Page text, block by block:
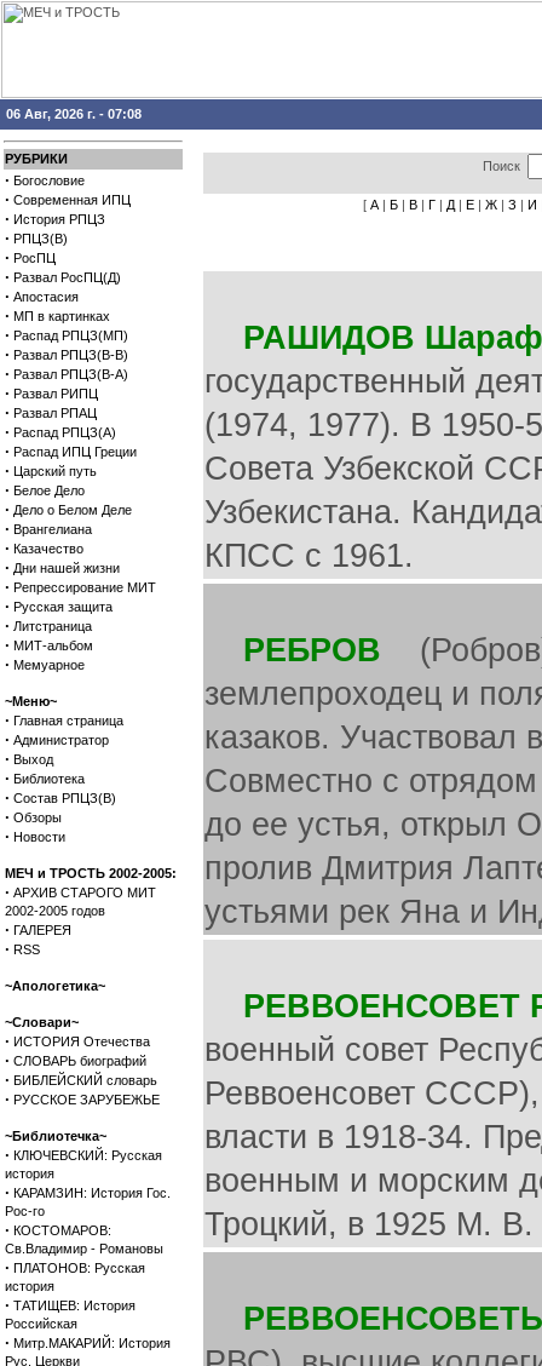
06 Авг, 2026 г. - 07:08
РУБРИКИ
· Богословие
· Современная ИПЦ
· История РПЦЗ
· РПЦЗ(В)
· РосПЦ
· Развал РосПЦ(Д)
· Апостасия
· МП в картинках
· Распад РПЦЗ(МП)
· Развал РПЦЗ(В-В)
· Развал РПЦЗ(В-А)
· Развал РИПЦ
· Развал РПАЦ
· Распад РПЦЗ(А)
· Распад ИПЦ Греции
· Царский путь
· Белое Дело
· Дело о Белом Деле
· Врангелиана
· Казачество
· Дни нашей жизни
· Репрессирование МИТ
· Русская защита
· Литстраница
· МИТ-альбом
· Мемуарное
~Меню~
· Главная страница
· Администратор
· Выход
· Библиотека
· Состав РПЦЗ(В)
· Обзоры
· Новости
МЕЧ и ТРОСТЬ 2002-2005:
· АРХИВ СТАРОГО МИТ
2002-2005 годов
· ГАЛЕРЕЯ
· RSS
~Апологетика~
~Словари~
· ИСТОРИЯ Отечества
· СЛОВАРЬ биографий
· БИБЛЕЙСКИЙ словарь
· РУССКОЕ ЗАРУБЕЖЬЕ
~Библиотечка~
· КЛЮЧЕВСКИЙ: Русская
история
· КАРАМЗИН: История Гос.
Рос-го
· КОСТОМАРОВ:
Св.Владимир - Романовы
· ПЛАТОНОВ: Русская
история
· ТАТИЩЕВ: История
Российская
· Митр.МАКАРИЙ: История
Рус. Церкви
Поиск
[ А | Б | В | Г | Д | Е | Ж | З | И
РАШИДОВ Шараф
государственный
(1974, 1977). В 1950-
Совета Узбекской
Узбекистана.
КПСС с 1961.
РЕБРОВ
землепроходец и
казаков.
Совместно с
до ее устья, открыл
пролив Дмитрия
устьями рек Яна и
РЕВВОЕНСОВЕТ
военный совет
Реввоенсовет
власти в 1918-34.
военным и морским
Троцкий, в 1925 М.